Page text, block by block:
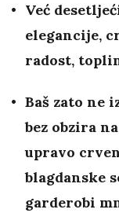
Već
elegancije,
radost,
Baš zato ne
bez obzira
upravo
blagdanske
garderobi